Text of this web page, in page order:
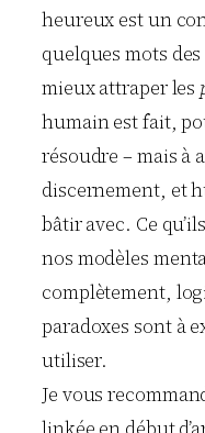
heureux est un
quelques mots
mieux attraper les
humain est fait,
résoudre – mais à
discernement, et
bâtir avec. Ce
nos modèles
complètement,
paradoxes sont à
utiliser.
Je vous